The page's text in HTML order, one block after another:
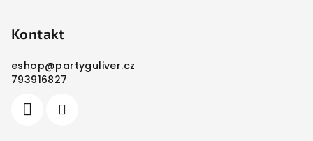
Kontakt
eshop@partyguliver.cz
793916827